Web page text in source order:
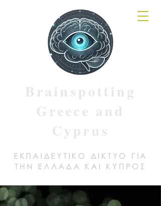
ΕΚΠΑΙΔΕΥΤΙΚΟ ΔΙΚΤΥΟ ΓΙΑ
ΤΗΝ ΕΛΛΑΔΑ ΚΑΙ ΚΥΠΡΟΣ